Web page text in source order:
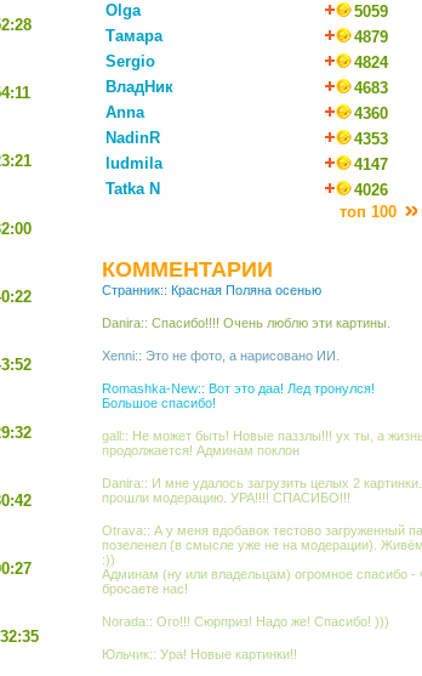
Olga
5059
Тамара
4879
Sergio
4824
ВладНик
4683
Anna
4360
NadinR
4353
ludmila
4147
Tatka N
4026
топ 100
КОММЕНТАРИИ
Странник:: Красная Поляна осенью
Danira:: Спасибо!!!! Очень люблю эти картины.
Xenni:: Это не фото, а нарисовано ИИ.
Romashka-New:: Вот это даа! Лед тронулся!
Большое спасибо!
gall:: Не может быть! Новые паззлы!!! ух ты, а
продолжается! Админам поклон
Danira:: И мне удалось загрузить целых 2
прошли модерацию. УРА!!!! СПАСИБО!!!
Otrava:: А у меня вдобавок тестово загруженный
позеленел (в смысле уже не на модерации).
:))
Админам (ну или владельцам) огромное спасибо -
бросаете нас!
Norada:: Ого!!! Сюрприз! Надо же! Спасибо! )))
Юльчик:: Ура! Новые картинки!!